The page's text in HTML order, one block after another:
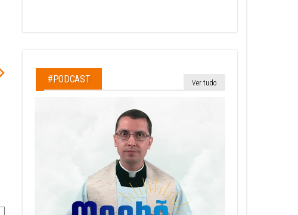
#PODCAST Ver tudo